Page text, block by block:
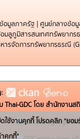
อมูลภาครัฐ | ศูนย์กลางข้อมู
มลูภูมิสารสนเทศทรัพยากร
ารจัดการทรัพยากรธรณี
Thai-GDC โดย สำนักงานส
ระ
ใช้งานคุกกี้ โปรดคลิก "ยอ
คุกกี้"